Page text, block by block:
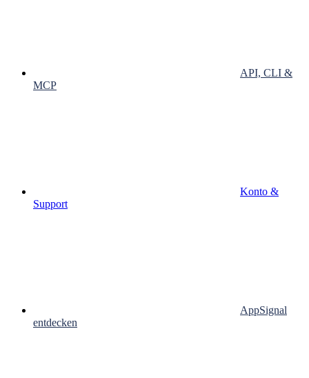
API, CLI &
MCP
Konto &
Support
AppSignal
entdecken